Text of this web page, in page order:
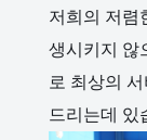
저희의 저렴
생시키지 않
로 최상의
드리는데 있